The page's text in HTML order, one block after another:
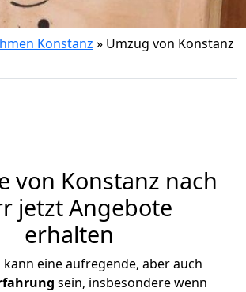
Konstanz » Umzug von Konstanz
von Konstanz nach
jetzt Angebote
erhalten
kann eine aufregende, aber auch
sein, insbesondere wenn